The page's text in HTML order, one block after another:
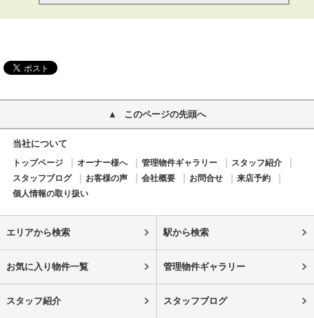
このページの先頭へ
当社について
トップページ オーナー様へ 管理物件ギャラリー
スタッフ紹介
スタッフブログ
お客様の声 会社概要 お問合せ
来店予約
個人情報の取り扱い
エリアから検索 駅から検索
お気に入り物件一覧 管理物件ギャラリー
スタッフ紹介 スタッフブログ